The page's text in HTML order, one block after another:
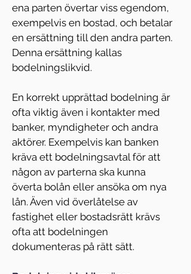
ena parten övertar viss egendom,
exempelvis en bostad, och betalar
en ersättning till den andra parten.
Denna ersättning kallas
bodelningslikvid.
En korrekt upprättad bodelning är
ofta viktig även i kontakter med
banker, myndigheter och andra
aktörer. Exempelvis kan banken
kräva ett bodelningsavtal för att
någon av parterna ska kunna
överta bolån eller ansöka om nya
lån. Även vid överlåtelse av
fastighet eller bostadsrätt krävs
ofta att bodelningen
dokumenteras på rätt sätt.